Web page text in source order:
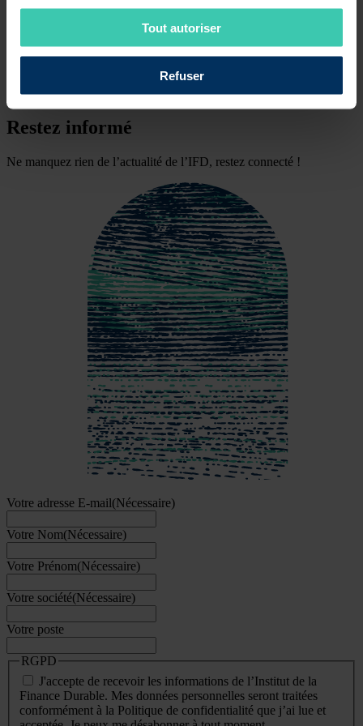
Tout autoriser
Refuser
Linkedin
Youtube
Restez informé
Ne manquez rien de l’actualité de l’IFD, restez connecté !
Votre adresse E-mail(Nécessaire)
Votre Nom(Nécessaire)
Votre Prénom(Nécessaire)
Votre société(Nécessaire)
Votre poste
RGPD
J'accepte de recevoir les informations de l’Institut de la
Finance Durable. Mes données personnelles seront traitées
conformément à la Politique de confidentialité que j’ai lue et